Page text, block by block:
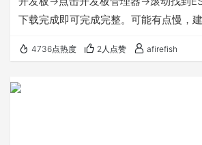
下载完成即可完成完整。可能有点慢，建
4736点热度 2人点赞 afirefish